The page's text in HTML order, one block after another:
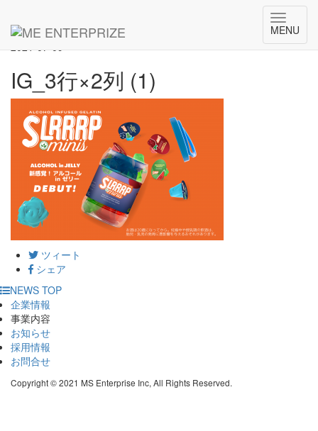
Toggle
MENU
2021-07-09
IG_3行×2列 (1)
ツィート
シェア
NEWS TOP
企業情報
事業内容
お知らせ
採用情報
お問合せ
Copyright © 2021 MS Enterprise Inc, All Rights Reserved.